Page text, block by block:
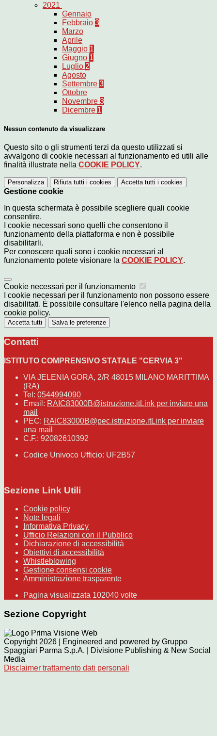
2021
Gennaio
Febbraio 3
Marzo
Aprile
Maggio 1
Giugno 1
Luglio 2
Agosto
Settembre 3
Ottobre
Novembre 3
Dicembre 1
Nessun contenuto da visualizzare
Questo sito o gli strumenti terzi da questo utilizzati si
avvalgono di cookie necessari al funzionamento ed utili alle
finalità illustrate nella COOKIE POLICY.
Personalizza Rifiuta tutti i cookies Accetta tutti i cookies
Gestione cookie
In questa schermata è possibile scegliere quali cookie
consentire.
I cookie necessari sono quelli che consentono il
funzionamento della piattaforma e non è possibile
disabilitarli.
Per conoscere quali sono i cookie necessari al
funzionamento potete visionare la COOKIE POLICY.
Cookie necessari per il funzionamento
I cookie necessari per il funzionamento non possono essere
disabilitati. È possibile consultare l'elenco nella pagina della
cookie policy.
Accetta tutti Salva le preferenze
Contatti
ISTITUTO COMPRENSIVO STATALE "CERVIA 3"
VIA JELENIA GORA, 2/R 48015 MILANO MARITTIMA
(RA)
Tel: 0544994090
Email: RAIC83000B@istruzione.itLink per inviare una
mail
PEC: RAIC83000B@pec.istruzione.itLink per inviare
una mail
C.F.: 92082610392
Codice Univoco Ufficio: UF2B57
Sezione Link Utili
Cookie policy
Note legali
Informativa Privacy
Ufficio Relazioni con il Pubblico
Dichiarazione di accessibilità
Obiettivi di accessibilità
Whistleblowing
Gestione consensi cookie
Amministrazione trasparente
Pagina visualizzata 102040 volte
Sezione Copyright
Copyright 2026 | Engineered and powered by Gruppo
Spaggiari Parma S.p.A. | Divisione Publishing & New Social
Media
Disclaimer trattamento dati personali